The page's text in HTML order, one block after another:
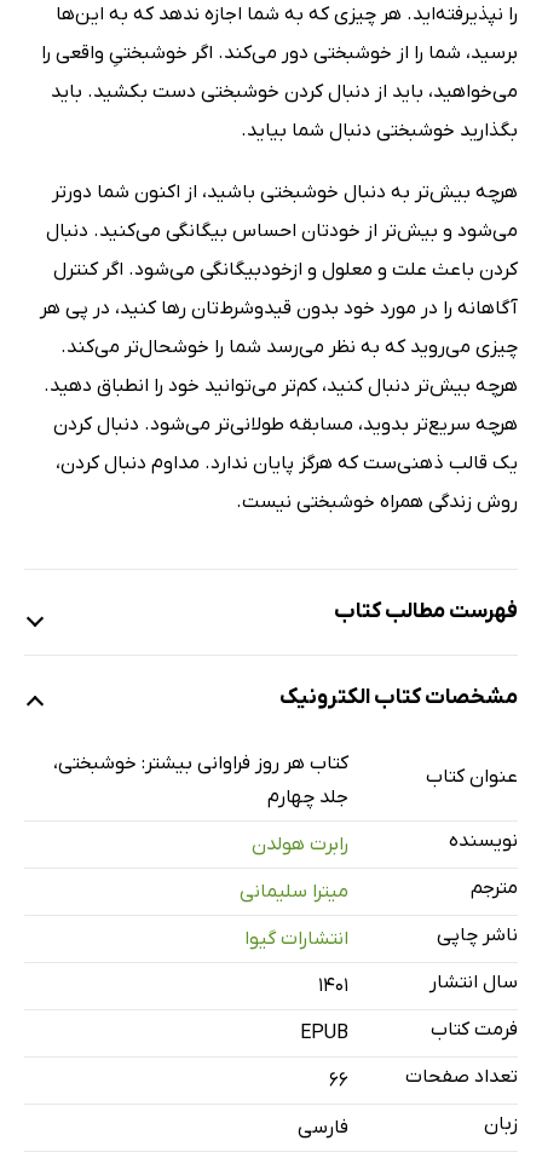
را نپذیرفته‌اید. هر چیزی که به شما اجازه ندهد که به این‌ها
برسید، شما را از خوشبختی دور می‌کند. اگر خوشبختیِ واقعی را
می‌خواهید، باید از دنبال کردن خوشبختی دست بکشید. باید
بگذارید خوشبختی دنبال شما بیاید.
هرچه بیش‌تر به دنبال خوشبختی باشید، از اکنون شما دورتر
می‌شود و بیش‌تر از خودتان احساس بیگانگی می‌کنید. دنبال
کردن باعث علت و معلول و ازخودبیگانگی می‌شود. اگر کنترل
آگاهانه‌ را در مورد خود بدون قیدوشرط‌تان رها کنید، در پی هر
چیزی می‌روید که به نظر می‌رسد شما را خوشحال‌تر می‌کند.
هرچه بیش‌تر دنبال کنید، کم‌تر می‌توانید خود را انطباق دهید.
هرچه سریع‌تر بدوید، مسابقه طولانی‌تر می‌شود. دنبال کردن
یک قالب ذهنی‌ست که هرگز پایان ندارد. مداوم دنبال کردن،
روش زندگی همراه خوشبختی نیست.
فهرست مطالب کتاب
سلامی ‌به روز
مشخص کردن نیت
خوشبخت بودن
فصل دوم: آماده، پایدار، اکنون
پاداش خوشبختی
بلیت خوشبختی
حمله‌ی روزانه
مشخصات کتاب الکترونیک
عنوان کتاب
کتاب هر روز فراوانی بیشتر: خوشبختی،
جلد چهارم
نویسنده
رابرت هولدن
مترجم
میترا سلیمانی
ناشر چاپی
انتشارات گیوا
سال انتشار
۱۴۰۱
فرمت کتاب
EPUB
تعداد صفحات
66
زبان
فارسی